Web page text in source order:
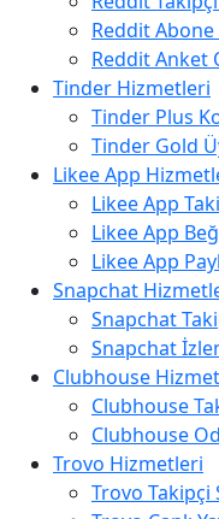
Reddit Abone
Reddit Anket
Tinder Hizmetleri
Tinder Plus
Tinder Gold
Likee App
Likee App
Likee App
Likee App
Snapchat
Snapchat
Snapchat
Clubhouse
Clubhouse
Clubhouse
Trovo Hizmetleri
Trovo Takipçi